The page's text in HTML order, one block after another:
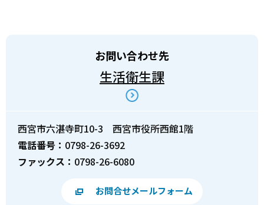
お問い合わせ先
生活衛生課
西宮市六湛寺町10-3 西宮市役所西館1階
電話番号： 0798-26-3692
ファックス： 0798-26-6080
お問合せメールフォーム